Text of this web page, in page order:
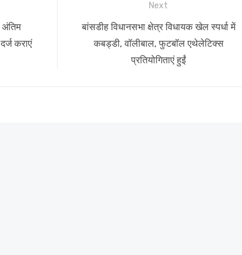
अंतिम
कराएं
Next
Next
post:
बांसडीह विधानसभा क्षेत्र विधायक खेल स्पर्धा में
कबड्डी, वॉलीबाल, फुटबॉल एथेलेटिक्स
प्रतियोगिताएं हुईं